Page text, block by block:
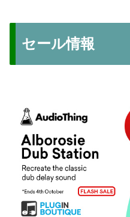
セール情報